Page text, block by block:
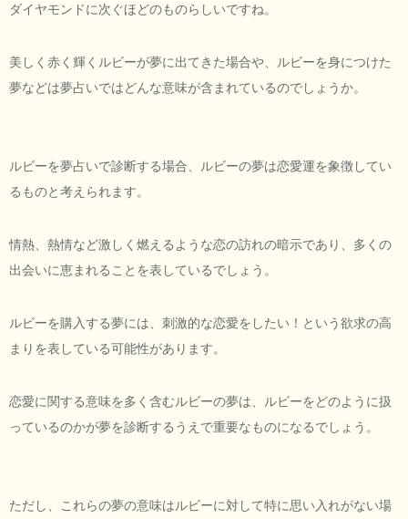
ダイヤモンドに次ぐほどのものらしいですね。
美しく赤く輝くルビーが夢に出てきた場合や、ルビーを身につけた
夢などは夢占いではどんな意味が含まれているのでしょうか。
ルビーを夢占いで診断する場合、ルビーの夢は恋愛運を象徴してい
るものと考えられます。
情熱、熱情など激しく燃えるような恋の訪れの暗示であり、多くの
出会いに恵まれることを表しているでしょう。
ルビーを購入する夢には、刺激的な恋愛をしたい！という欲求の高
まりを表している可能性があります。
恋愛に関する意味を多く含むルビーの夢は、ルビーをどのように扱
っているのかが夢を診断するうえで重要なものになるでしょう。
ただし、これらの夢の意味はルビーに対して特に思い入れがない場